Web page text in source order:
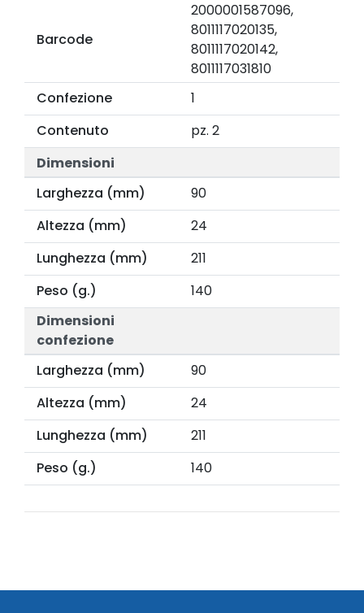
Barcode
2000001587096,
8011117020135,
8011117020142,
8011117031810
Confezione
1
Contenuto
pz. 2
Dimensioni
Larghezza (mm)
90
Altezza (mm)
24
Lunghezza (mm)
211
Peso (g.)
140
Dimensioni
confezione
Larghezza (mm)
90
Altezza (mm)
24
Lunghezza (mm)
211
Peso (g.)
140